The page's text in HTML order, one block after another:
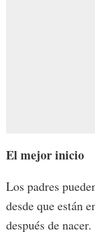
El mejor inicio
Los padres
desde que están
después de nacer.